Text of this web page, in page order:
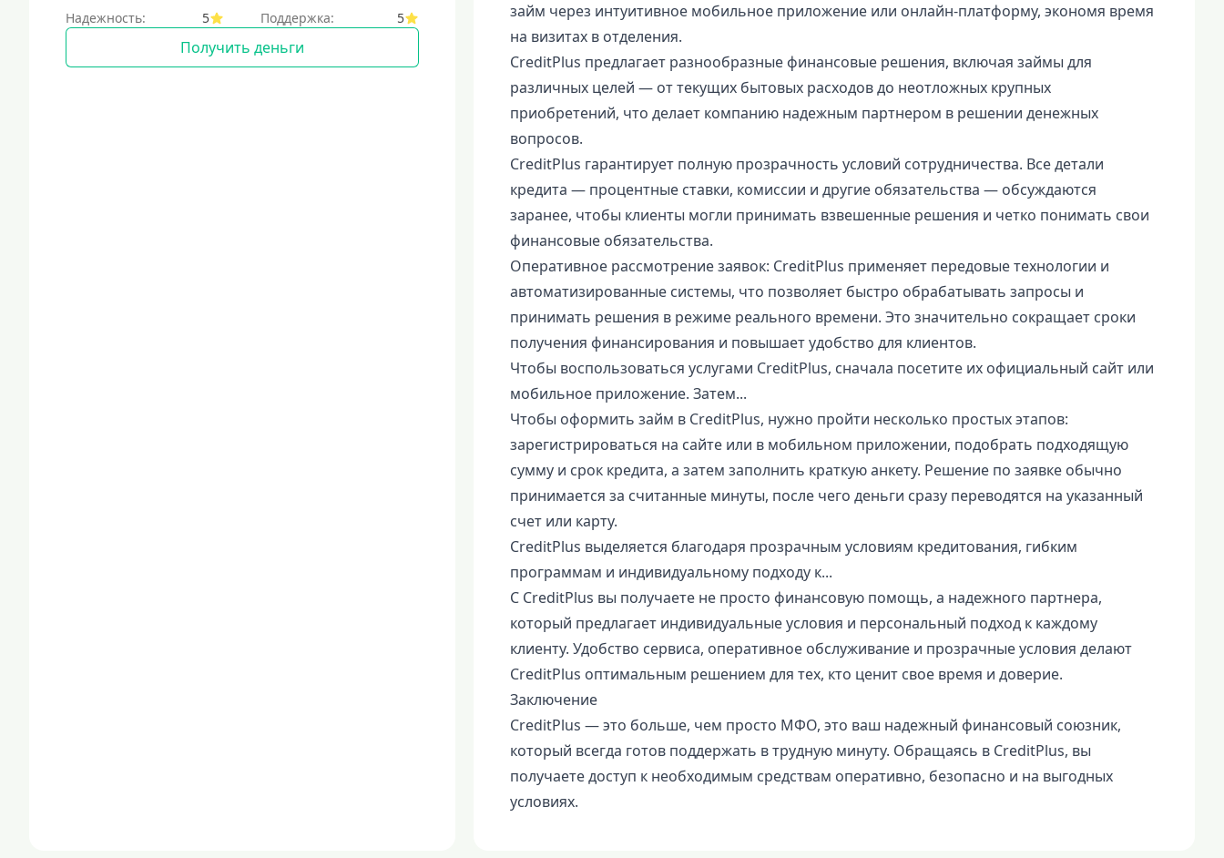
Надежность:
5 Поддержка: 5
Получить деньги
займ через интуитивное мобильное приложение или онлайн-платформу, экономя время
на визитах в отделения.
CreditPlus предлагает разнообразные финансовые решения, включая займы для
различных целей — от текущих бытовых расходов до неотложных крупных
приобретений, что делает компанию надежным партнером в решении денежных
вопросов.
CreditPlus гарантирует полную прозрачность условий сотрудничества. Все детали
кредита — процентные ставки, комиссии и другие обязательства — обсуждаются
заранее, чтобы клиенты могли принимать взвешенные решения и четко понимать свои
финансовые обязательства.
Оперативное рассмотрение заявок: CreditPlus применяет передовые технологии и
автоматизированные системы, что позволяет быстро обрабатывать запросы и
принимать решения в режиме реального времени. Это значительно сокращает сроки
получения финансирования и повышает удобство для клиентов.
Чтобы воспользоваться услугами CreditPlus, сначала посетите их официальный сайт или
мобильное приложение. Затем...
Чтобы оформить займ в CreditPlus, нужно пройти несколько простых этапов:
зарегистрироваться на сайте или в мобильном приложении, подобрать подходящую
сумму и срок кредита, а затем заполнить краткую анкету. Решение по заявке обычно
принимается за считанные минуты, после чего деньги сразу переводятся на указанный
счет или карту.
CreditPlus выделяется благодаря прозрачным условиям кредитования, гибким
программам и индивидуальному подходу к...
С CreditPlus вы получаете не просто финансовую помощь, а надежного партнера,
который предлагает индивидуальные условия и персональный подход к каждому
клиенту. Удобство сервиса, оперативное обслуживание и прозрачные условия делают
CreditPlus оптимальным решением для тех, кто ценит свое время и доверие.
Заключение
CreditPlus — это больше, чем просто МФО, это ваш надежный финансовый союзник,
который всегда готов поддержать в трудную минуту. Обращаясь в CreditPlus, вы
получаете доступ к необходимым средствам оперативно, безопасно и на выгодных
условиях.